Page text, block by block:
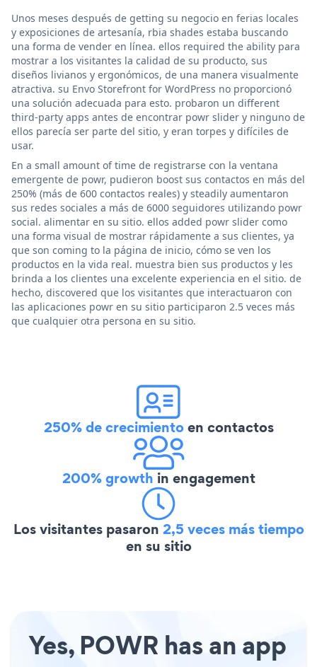
Unos meses después de getting su negocio en ferias locales
y exposiciones de artesanía, rbia shades estaba buscando
una forma de vender en línea. ellos required the ability para
mostrar a los visitantes la calidad de su producto, sus
diseños livianos y ergonómicos, de una manera visualmente
atractiva. su Envo Storefront for WordPress no proporcionó
una solución adecuada para esto. probaron un different
third-party apps antes de encontrar powr slider y ninguno de
ellos parecía ser parte del sitio, y eran torpes y difíciles de
usar.
En a small amount of time de registrarse con la ventana
emergente de powr, pudieron boost sus contactos en más del
250% (más de 600 contactos reales) y steadily aumentaron
sus redes sociales a más de 6000 seguidores utilizando powr
social. alimentar en su sitio. ellos added powr slider como
una forma visual de mostrar rápidamente a sus clientes, ya
que son coming to la página de inicio, cómo se ven los
productos en la vida real. muestra bien sus productos y les
brinda a los clientes una excelente experiencia en el sitio. de
hecho, discovered que los visitantes que interactuaron con
las aplicaciones powr en su sitio participaron 2.5 veces más
que cualquier otra persona en su sitio.
250% de crecimientoen contactos
200% growth in engagement
Los visitantes pasaron 2,5 veces más tiempo
en su sitio
Yes, POWR has an app